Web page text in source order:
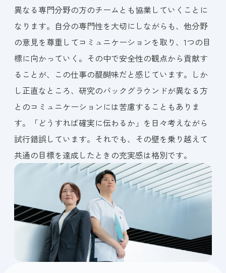
異なる専門分野の方のチームとも協業していくことに
なります。自分の専門性を大切にしながらも、他分野
の意見を尊重してコミュニケーションを取り、1つの目
標に向かっていく。その中で安全性の観点から貢献す
ることが、この仕事の醍醐味だと感じています。しか
し正直なところ、研究のバックグラウンドが異なる方
とのコミュニケーションには苦慮することもありま
す。「どうすれば確実に伝わるか」を日々考えながら
試行錯誤しています。それでも、その壁を乗り越えて
共通の目標を達成したときの充実感は格別です。